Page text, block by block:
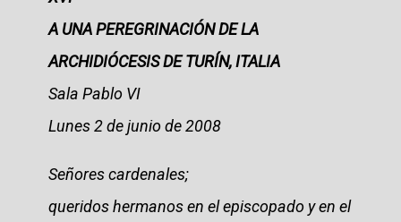
A UNA PEREGRINACIÓN DE LA
ARCHIDIÓCESIS DE TURÍN, ITALIA
Sala Pablo VI
Lunes 2 de junio de 2008
Señores cardenales;
queridos hermanos en el episcopado y en el